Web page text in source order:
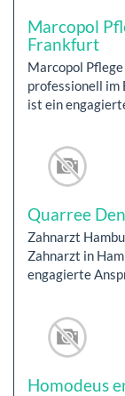
Marcopol
Frankfurt
Marcopol
professionell im
ist ein
Quarree
Zahnarzt
Zahnarzt in
engagierte
Homodeus